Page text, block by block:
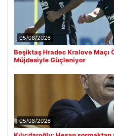
05/08/2026
Beşiktaş Hradec Kralove Maçı
Müjdesiyle Güçleniyor
05/08/2026